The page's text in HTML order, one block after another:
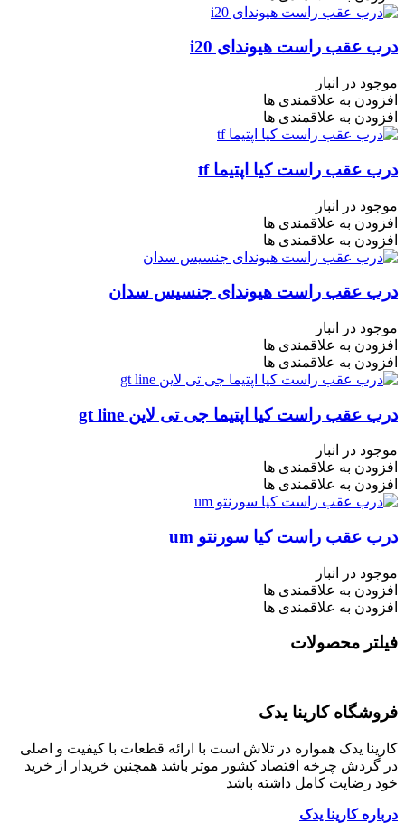
درب عقب راست هیوندای i20
موجود در انبار
افزودن به علاقمندی ها
افزودن به علاقمندی ها
درب عقب راست کیا اپتیما tf
موجود در انبار
افزودن به علاقمندی ها
افزودن به علاقمندی ها
درب عقب راست هیوندای جنسیس سدان
موجود در انبار
افزودن به علاقمندی ها
افزودن به علاقمندی ها
درب عقب راست کیا اپتیما جی تی لاین gt line
موجود در انبار
افزودن به علاقمندی ها
افزودن به علاقمندی ها
درب عقب راست کیا سورنتو um
موجود در انبار
افزودن به علاقمندی ها
افزودن به علاقمندی ها
فیلتر محصولات
فروشگاه کارینا یدک
کارینا یدک همواره در تلاش است با ارائه قطعات با کیفیت و اصلی
در گردش چرخه اقتصاد کشور موثر باشد همچنین خریدار از خرید
خود رضایت کامل داشته باشد
درباره کارینا یدک